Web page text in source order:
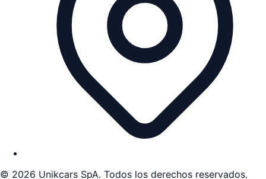
© 2026 Unikcars SpA. Todos los derechos reservados.